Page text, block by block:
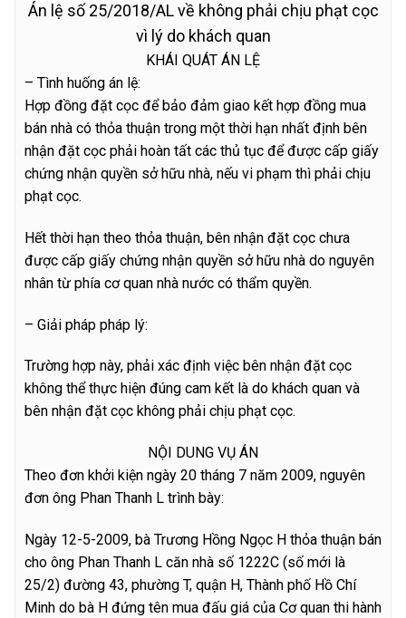
Án lệ số 25/2018/AL về không phải chịu phạt cọc
vì lý do khách quan
KHÁI QUÁT ÁN LỆ
– Tình huống án lệ:
Hợp đồng đặt cọc để bảo đảm giao kết hợp đồng mua
bán nhà có thỏa thuận trong một thời hạn nhất định bên
nhận đặt cọc phải hoàn tất các thủ tục để được cấp giấy
chứng nhận quyền sở hữu nhà, nếu vi phạm thì phải chịu
phạt cọc.
Hết thời hạn theo thỏa thuận, bên nhận đặt cọc chưa
được cấp giấy chứng nhận quyền sở hữu nhà do nguyên
nhân từ phía cơ quan nhà nước có thẩm quyền.
– Giải pháp pháp lý:
Trường hợp này, phải xác định việc bên nhận đặt cọc
không thể thực hiện đúng cam kết là do khách quan và
bên nhận đặt cọc không phải chịu phạt cọc.
NỘI DUNG VỤ ÁN
Theo đơn khởi kiện ngày 20 tháng 7 năm 2009, nguyên
đơn ông Phan Thanh L trình bày:
Ngày 12-5-2009, bà Trương Hồng Ngọc H thỏa thuận bán
cho ông Phan Thanh L căn nhà số 1222C (số mới là
25/2) đường 43, phường T, quận H, Thành phố Hồ Chí
Minh do bà H đứng tên mua đấu giá của Cơ quan thi hành